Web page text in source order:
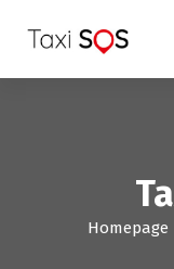
a
Homepage